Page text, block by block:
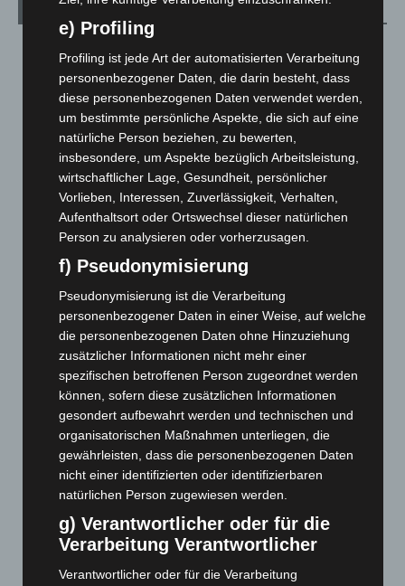
August 2026
(12)
Juli 2026(73)
Juni 2026(139)
Mai 2026 (99)
April 2026(99)
März 2026(115)
Februar 2026(109)
Januar 2026 (122)
Dezember 2025(103)
November 2025(114)
Oktober 2025(112)
September 2025
(93)
August 2025(90)
Juli 2025(90)
Juni 2025(103)
Mai 2025(112)
April 2025 (88)
Februar 2025(96)
e) Profiling
Profiling ist jede Art der automatisierten Verarbeitung
personenbezogener Daten, die darin besteht, dass
diese personenbezogenen Daten verwendet werden,
um bestimmte persönliche Aspekte, die sich auf eine
natürliche Person beziehen, zu bewerten,
insbesondere, um Aspekte bezüglich Arbeitsleistung,
wirtschaftlicher Lage, Gesundheit, persönlicher
Vorlieben, Interessen, Zuverlässigkeit, Verhalten,
Aufenthaltsort oder Ortswechsel dieser natürlichen
Person zu analysieren oder vorherzusagen.
f) Pseudonymisierung
Pseudonymisierung ist die Verarbeitung
personenbezogener Daten in einer Weise, auf welche
die personenbezogenen Daten ohne Hinzuziehung
zusätzlicher Informationen nicht mehr einer
spezifischen betroffenen Person zugeordnet werden
können, sofern diese zusätzlichen Informationen
gesondert aufbewahrt werden und technischen und
organisatorischen Maßnahmen unterliegen, die
gewährleisten, dass die personenbezogenen Daten
nicht einer identifizierten oder identifizierbaren
natürlichen Person zugewiesen werden.
g) Verantwortlicher oder für die
Verarbeitung Verantwortlicher
Verantwortlicher oder für die Verarbeitung